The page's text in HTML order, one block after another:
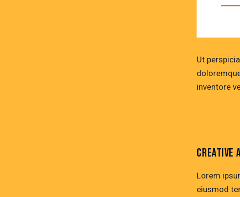
Ut
inventore
CREATIVE
Lorem
eiusmod